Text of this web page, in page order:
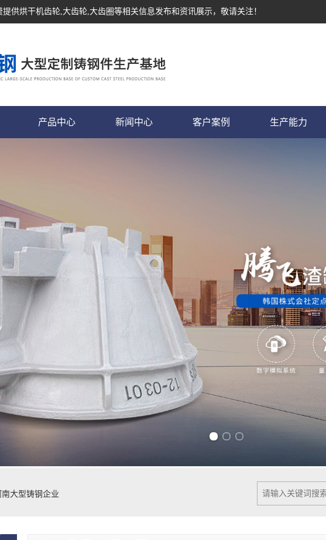
提供烘干机齿轮,大齿轮,大齿圈等相关信息发布和资讯展示，敬请关注！
产品中心 新闻中心 客户案例 生产能力
南大型铸钢企业